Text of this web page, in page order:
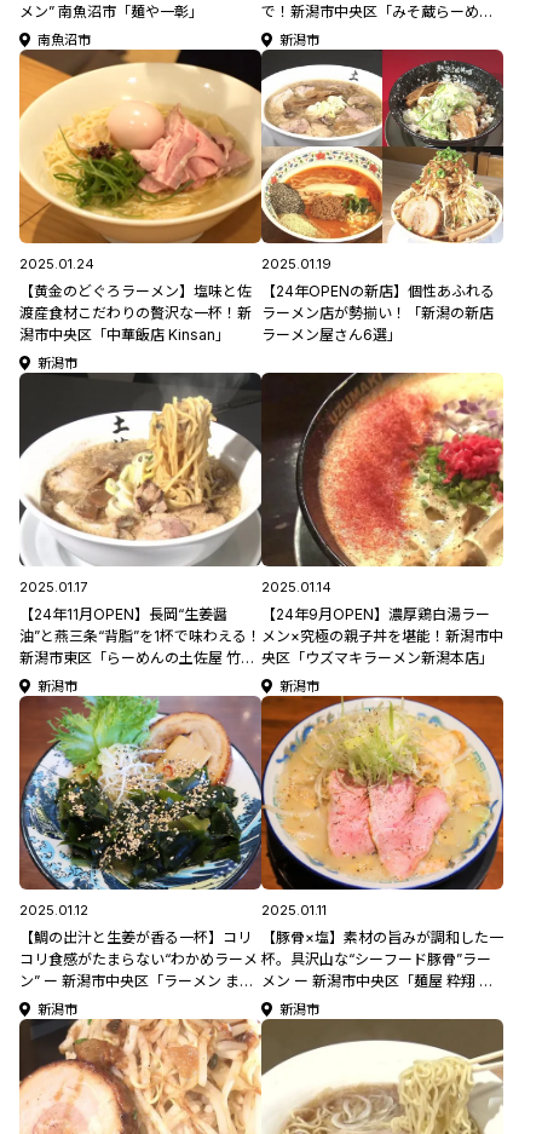
メン” 南魚沼市「麺や一彰」
南魚沼市
で！新潟市中央区「みそ蔵らーめん
花咲」【オジ旅】
新潟市
2025.01.24
【黄金のどぐろラーメン】塩味と佐
渡産食材こだわりの贅沢な一杯！新
潟市中央区「中華飯店 Kinsan」
新潟市
2025.01.19
【24年OPENの新店】個性あふれる
ラーメン店が勢揃い！「新潟の新店
ラーメン屋さん6選」
2025.01.17
【24年11月OPEN】長岡“生姜醤
油”と燕三条“背脂”を1杯で味わえる！
新潟市東区「らーめんの土佐屋 竹尾
インター店」
新潟市
2025.01.14
【24年9月OPEN】濃厚鶏白湯ラー
メン×究極の親子丼を堪能！新潟市中
央区「ウズマキラーメン新潟本店」
新潟市
2025.01.12
【鯛の出汁と生姜が香る一杯】コリ
コリ食感がたまらない“わかめラーメ
ン” ー 新潟市中央区「ラーメン まっ
くうしゃ 本店」 #ちょいしおプロジ
ェクト
新潟市
2025.01.11
【豚骨×塩】素材の旨みが調和した一
杯。具沢山な“シーフード豚骨”ラー
メン ー 新潟市中央区「麺屋 粋翔 古
町別邸」 #ちょいしおプロジェクト
新潟市